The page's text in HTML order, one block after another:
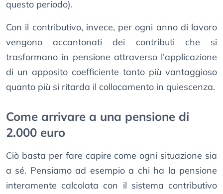
questo periodo).
Con il contributivo, invece, per ogni anno di lavoro
vengono accantonati dei contributi che si
trasformano in pensione attraverso l’applicazione
di un apposito coefficiente tanto più vantaggioso
quanto più si ritarda il collocamento in quiescenza.
Come arrivare a una pensione di
2.000 euro
Ciò basta per fare capire come ogni situazione sia
a sé. Pensiamo ad esempio a chi ha la pensione
interamente calcolata con il sistema contributivo